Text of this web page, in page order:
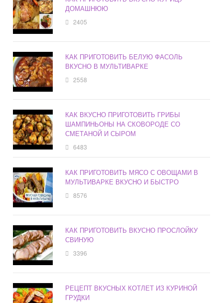
ДОМАШНЮЮ
2405
КАК ПРИГОТОВИТЬ БЕЛУЮ ФАСОЛЬ
ВКУСНО В МУЛЬТИВАРКЕ
2558
КАК ВКУСНО ПРИГОТОВИТЬ ГРИБЫ
ШАМПИНЬОНЫ НА СКОВОРОДЕ СО
СМЕТАНОЙ И СЫРОМ
6483
КАК ПРИГОТОВИТЬ МЯСО С ОВОЩАМИ В
МУЛЬТИВАРКЕ ВКУСНО И БЫСТРО
8576
КАК ПРИГОТОВИТЬ ВКУСНО ПРОСЛОЙКУ
СВИНУЮ
3396
РЕЦЕПТ ВКУСНЫХ КОТЛЕТ ИЗ КУРИНОЙ
ГРУДКИ